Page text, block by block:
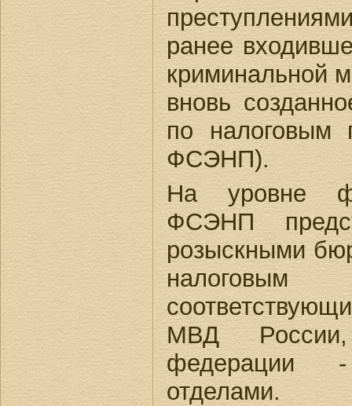
ранее
криминальной
вновь
по налоговым
ФСЭНП).
На уровне
ФСЭНП
розыскными
МВД
федерации
отделами.